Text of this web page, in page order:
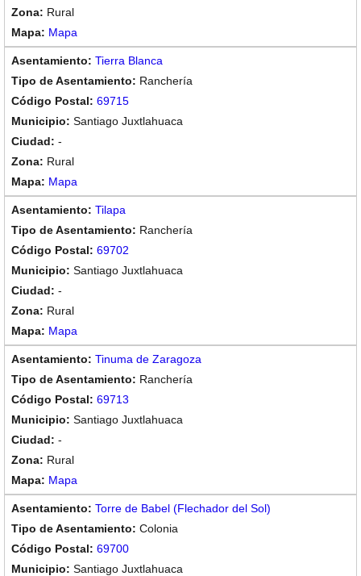
Rural
Mapa
Tierra Blanca
Ranchería
69715
Santiago Juxtlahuaca
-
Rural
Mapa
Tilapa
Ranchería
69702
Santiago Juxtlahuaca
-
Rural
Mapa
Tinuma de Zaragoza
Ranchería
69713
Santiago Juxtlahuaca
-
Rural
Mapa
Torre de Babel (Flechador del Sol)
Colonia
69700
Santiago Juxtlahuaca